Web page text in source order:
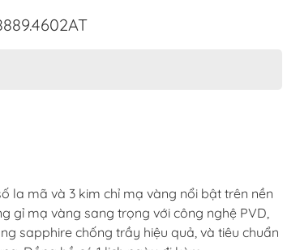
la mã và 3 kim chỉ mạ vàng nổi bật trên nền
gỉ mạ vàng sang trọng với công nghệ PVD,
sapphire chống trầy hiệu quả, và tiêu chuẩn